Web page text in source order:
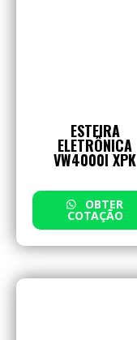
ESTEIRA
ELETRÔNICA
VW4000I XPK
OBTER
COTAÇÃO